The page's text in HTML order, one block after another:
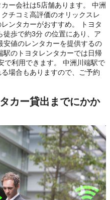
ー会社は5店舗あります。 中洲
チコミ高評価のオリックスレ
ンタカーがおすすめ。 トヨタ
徒歩で約3分 の位置にあり、ア
安値のレンタカーを提供するの
駅のトヨタレンタカーでは日帰
で利用できます。 中洲川端駅で
場合もありますので、ご予約
カー貸出までにかか